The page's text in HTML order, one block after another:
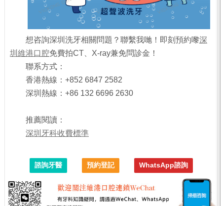
想咨詢深圳洗牙相關問題？聯繫我哋！即刻預約嚟深
圳維港口腔免費拍CT、X-ray兼免問診金！
聯系方式：
香港熱線：+852 6847 2582
深圳熱線：+86 132 6696 2630
推薦閱讀：
深圳牙科收費標準
諮詢牙醫 預約登記 WhatsApp諮詢